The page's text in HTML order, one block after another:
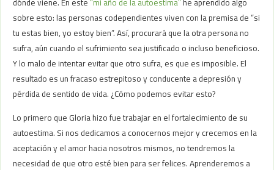
dónde viene. En este“mi año de la autoestima” he aprendido algo
sobre esto: las personas codependientes viven con la premisa de “si
tu estas bien, yo estoy bien”. Así, procurará que la otra persona no
sufra, aún cuando el sufrimiento sea justificado o incluso beneficioso.
Y lo malo de intentar evitar que otro sufra, es que es imposible. El
resultado es un fracaso estrepitoso y conducente a depresión y
pérdida de sentido de vida. ¿Cómo podemos evitar esto?
Lo primero que Gloria hizo fue trabajar en el fortalecimiento de su
autoestima. Si nos dedicamos a conocernos mejor y crecemos en la
aceptación y el amor hacia nosotros mismos, no tendremos la
necesidad de que otro esté bien para ser felices. Aprenderemos a